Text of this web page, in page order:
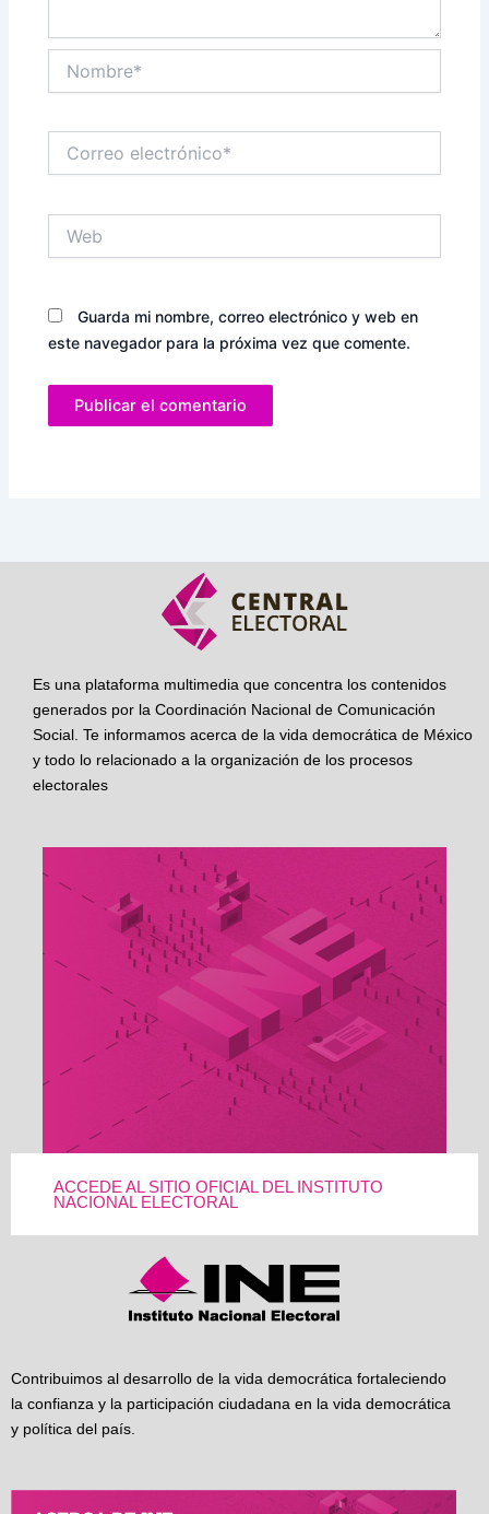
electrónico*
Guarda mi nombre, correo electrónico y web en
este navegador para la próxima vez que comente.
Es una plataforma multimedia que concentra los contenidos
generados por la Coordinación Nacional de Comunicación
Social. Te informamos acerca de la vida democrática de México
y todo lo relacionado a la organización de los procesos
electorales
ACCEDE AL SITIO OFICIAL DEL INSTITUTO
NACIONAL ELECTORAL
Contribuimos al desarrollo de la vida democrática fortaleciendo
la confianza y la participación ciudadana en la vida democrática
y política del país.